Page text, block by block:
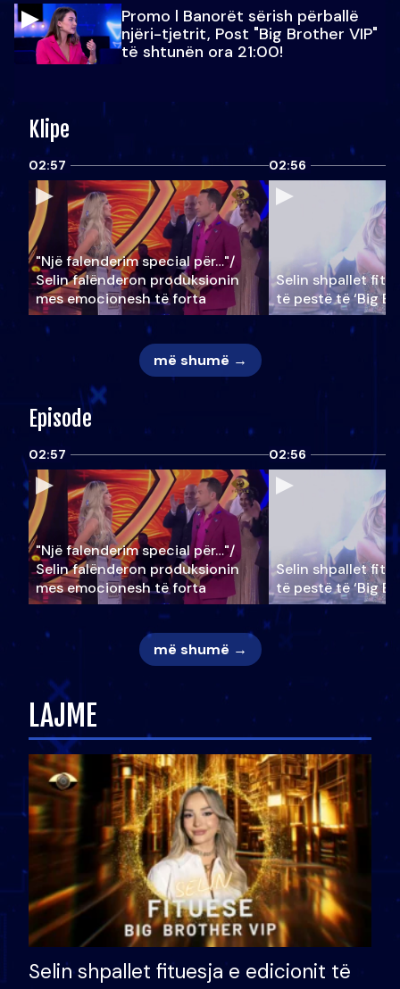
Promo l Banorët sërish përballë
njëri-tjetrit, Post "Big Brother VIP"
të shtunën ora 21:00!
Klipe
02:57
"Një falenderim special për…"/
Selin falënderon produksionin
mes emocionesh të forta
02:56
Selin shpallet
të pestë të ‘Big
më shumë →
Episode
02:57
"Një falenderim special për…"/
Selin falënderon produksionin
mes emocionesh të forta
02:56
Selin shpallet
të pestë të ‘Big
më shumë →
LAJME
Selin shpallet fituesja e edicionit të